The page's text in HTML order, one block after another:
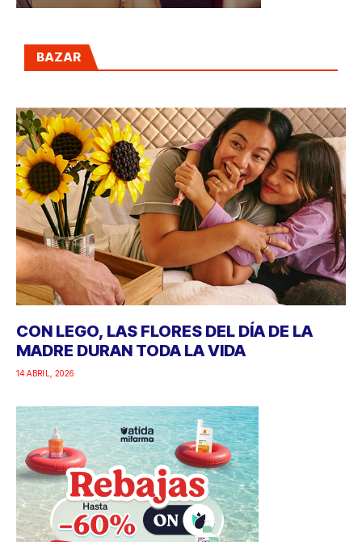
BAZAR
CON LEGO, LAS FLORES DEL DÍA DE LA
MADRE DURAN TODA LA VIDA
14 ABRIL, 2026